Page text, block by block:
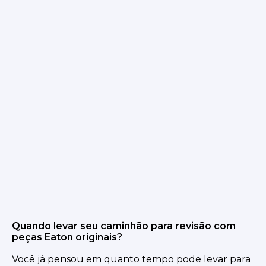
Quando levar seu caminhão para revisão com
peças Eaton originais?
Você já pensou em quanto tempo pode levar para